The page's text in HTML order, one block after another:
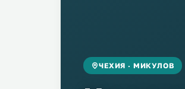
ЧЕХИЯ · МИКУЛОВ